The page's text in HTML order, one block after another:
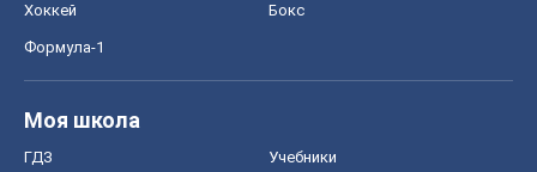
Хоккей Бокс
Формула-1
Моя школа
ГДЗ Учебники